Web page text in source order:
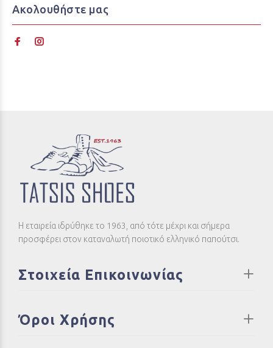
Ακολουθήστε μας
Η εταιρεία ιδρύθηκε το 1963, από τότε μέχρι και σήμερα
προσφέρει στον καταναλωτή ποιοτικό ελληνικό παπούτσι.
Στοιχεία Επικοινωνίας
Όροι Χρήσης